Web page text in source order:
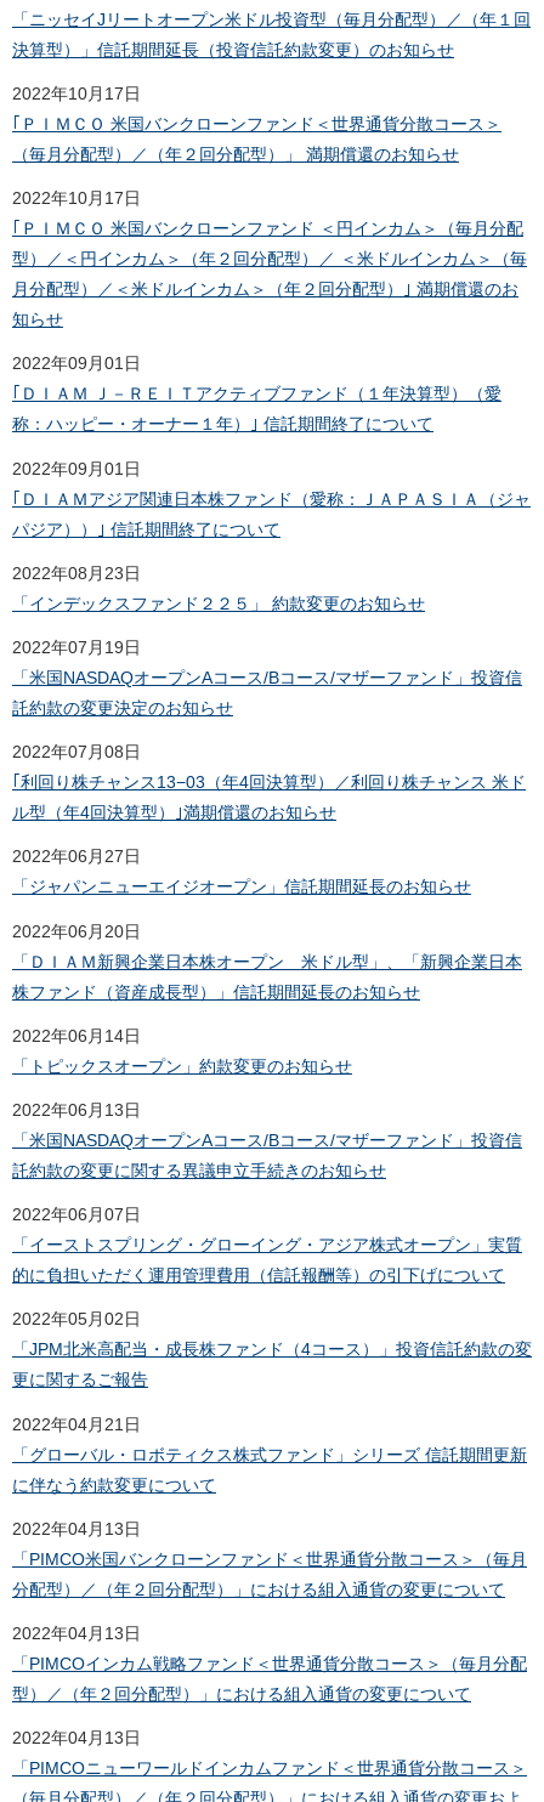
「ニッセイJリートオープン米ドル投資型（毎月分配型）／（年１回
決算型）」信託期間延長（投資信託約款変更）のお知らせ
2022年10月17日
｢ＰＩＭＣＯ 米国バンクローンファンド＜世界通貨分散コース＞
（毎月分配型）／（年２回分配型）」 満期償還のお知らせ
2022年10月17日
｢ＰＩＭＣＯ 米国バンクローンファンド ＜円インカム＞（毎月分配
型）／＜円インカム＞（年２回分配型）／ ＜米ドルインカム＞（毎
月分配型）／＜米ドルインカム＞（年２回分配型）｣ 満期償還のお
知らせ
2022年09月01日
｢ＤＩＡＭ Ｊ－ＲＥＩＴアクティブファンド（１年決算型）（愛
称：ハッピー・オーナー１年）｣ 信託期間終了について
2022年09月01日
｢ＤＩＡＭアジア関連日本株ファンド（愛称：ＪＡＰＡＳＩＡ（ジャ
パジア））｣ 信託期間終了について
2022年08月23日
「インデックスファンド２２５」 約款変更のお知らせ
2022年07月19日
「米国NASDAQオープンAコース/Bコース/マザーファンド」投資信
託約款の変更決定のお知らせ
2022年07月08日
｢利回り株チャンス13−03（年4回決算型）／利回り株チャンス 米ド
ル型（年4回決算型）｣満期償還のお知らせ
2022年06月27日
「ジャパンニューエイジオープン」信託期間延長のお知らせ
2022年06月20日
「ＤＩＡＭ新興企業日本株オープン 米ドル型」、「新興企業日本
株ファンド（資産成長型）」信託期間延長のお知らせ
2022年06月14日
「トピックスオープン」約款変更のお知らせ
2022年06月13日
「米国NASDAQオープンAコース/Bコース/マザーファンド」投資信
託約款の変更に関する異議申立手続きのお知らせ
2022年06月07日
「イーストスプリング・グローイング・アジア株式オープン」実質
的に負担いただく運用管理費用（信託報酬等）の引下げについて
2022年05月02日
「JPM北米高配当・成長株ファンド（4コース）」投資信託約款の変
更に関するご報告
2022年04月21日
「グローバル・ロボティクス株式ファンド」シリーズ 信託期間更新
に伴なう約款変更について
2022年04月13日
「PIMCO米国バンクローンファンド＜世界通貨分散コース＞（毎月
分配型）／（年２回分配型）」における組入通貨の変更について
2022年04月13日
「PIMCOインカム戦略ファンド＜世界通貨分散コース＞（毎月分配
型）／（年２回分配型）」における組入通貨の変更について
2022年04月13日
「PIMCOニューワールドインカムファンド＜世界通貨分散コース＞